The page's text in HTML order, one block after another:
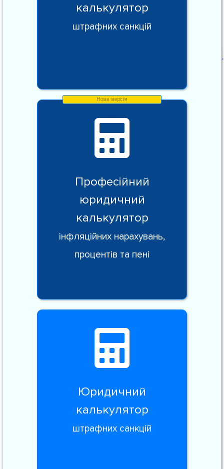
калькулятор
штрафних санкцій
Професійний
юридичний
калькулятор
інфляційних нарахувань,
процентів та пені
Юридичний
калькулятор
штрафних санкцій